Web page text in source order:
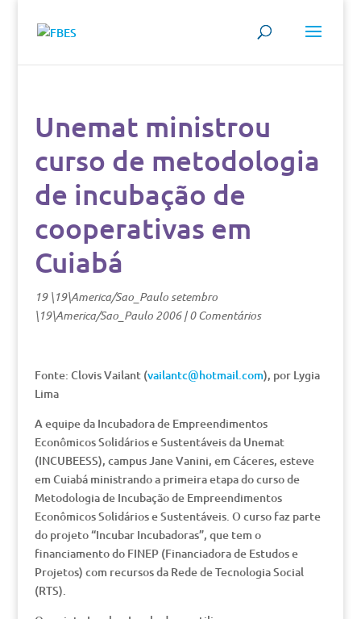
Unemat ministrou
curso de metodologia
de incubação de
cooperativas em
Cuiabá
19 \19\America/Sao_Paulo setembro
\19\America/Sao_Paulo 2006|0 Comentários
Fonte: Clovis Vailant (vailantc@hotmail.com), por Lygia
Lima
A equipe da Incubadora de Empreendimentos
Econômicos Solidários e Sustentáveis da Unemat
(INCUBEESS), campus Jane Vanini, em Cáceres, esteve
em Cuiabá ministrando a primeira etapa do curso de
Metodologia de Incubação de Empreendimentos
Econômicos Solidários e Sustentáveis. O curso faz parte
do projeto “Incubar Incubadoras”, que tem o
financiamento do FINEP (Financiadora de Estudos e
Projetos) com recursos da Rede de Tecnologia Social
(RTS).